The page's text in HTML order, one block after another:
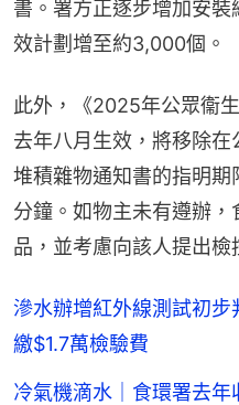
書。署方正逐步增加安
效計劃增至約3,000個。
此外，《2025年公眾衞
去年八月生效，將移除在
堆積雜物通知書的指明
分鐘。如物主未有遵辦
品，並考慮向該人提出檢
滲水辦增紅外線測試初
繳$1.7萬檢驗費
冷氣機滴水｜食環署去